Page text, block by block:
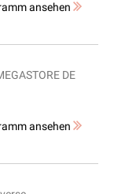
ansehen
DE
ansehen